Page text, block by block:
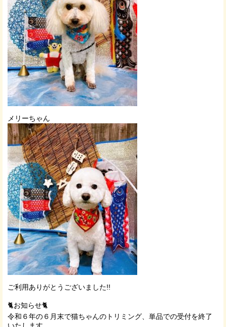
メリーちゃん
ご利用ありがとうございました!!
🐈お知らせ🐈
令和６年の６月末で猫ちゃんのトリミング、単品での受付を終了